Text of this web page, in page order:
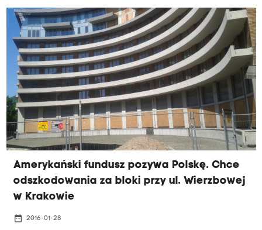
osiem lat temu mówiono, że bezpowrotnie
stracili swoją własność.
Amerykański fundusz pozywa Polskę. Chce
odszkodowania za bloki przy ul. Wierzbowej
w Krakowie
date_range 2016-01-28